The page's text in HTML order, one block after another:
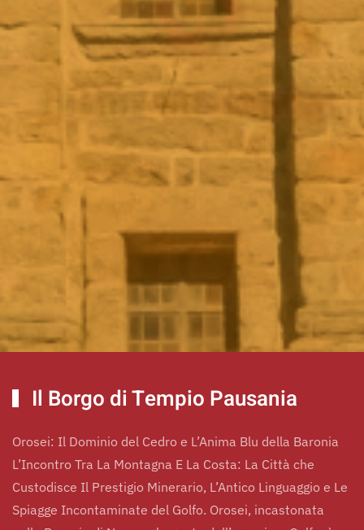
Il Borgo di Tempio Pausania
Orosei: Il Dominio del Cedro e L’Anima Blu della Baronia
L’Incontro Tra La Montagna E La Costa: La Città che
Custodisce Il Prestigio Minerario, L’Antico Linguaggio e Le
Spiagge Incontaminate del Golfo. Orosei, incastonata